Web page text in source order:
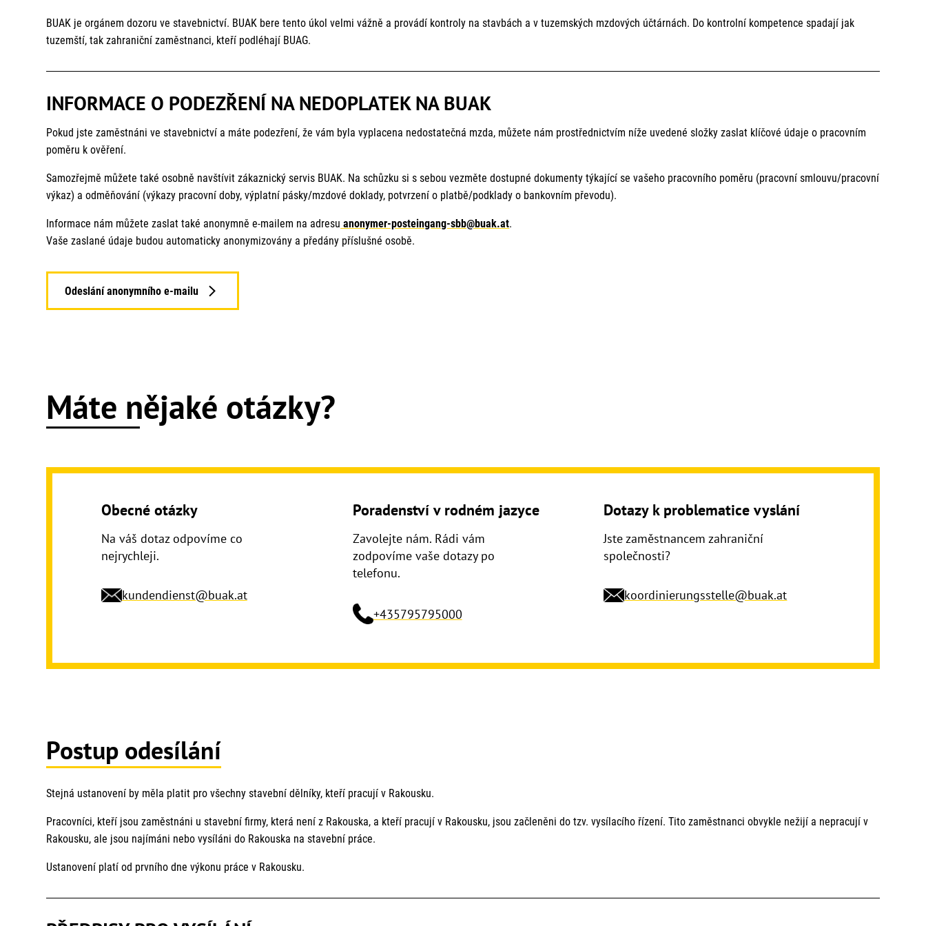
BUAK je orgánem dozoru ve stavebnictví. BUAK bere tento úkol velmi vážně a provádí kontroly na stavbách a v tuzemských mzdových účtárnách. Do kontrolní kompetence spadají jak
tuzemští, tak zahraniční zaměstnanci, kteří podléhají BUAG.
INFORMACE O PODEZŘENÍ NA NEDOPLATEK NA BUAK
Pokud jste zaměstnáni ve stavebnictví a máte podezření, že vám byla vyplacena nedostatečná mzda, můžete nám prostřednictvím níže uvedené složky zaslat klíčové údaje o pracovním
poměru k ověření.
Samozřejmě můžete také osobně navštívit zákaznický servis BUAK. Na schůzku si s sebou vezměte dostupné dokumenty týkající se vašeho pracovního poměru (pracovní smlouvu/pracovní
výkaz) a odměňování (výkazy pracovní doby, výplatní pásky/mzdové doklady, potvrzení o platbě/podklady o bankovním převodu).
Informace nám můžete zaslat také anonymně e-mailem na adresu anonymer-posteingang-sbb@buak.at.
Vaše zaslané údaje budou automaticky anonymizovány a předány příslušné osobě.
Odeslání anonymního e-mailu
Máte nějaké otázky?
Obecné otázky
Na váš dotaz odpovíme co
nejrychleji.
kundendienst@buak.at
Poradenství v rodném jazyce
Zavolejte nám. Rádi vám
zodpovíme vaše dotazy po
telefonu.
+435795795000
Dotazy k problematice vyslání
Jste zaměstnancem zahraniční
společnosti?
koordinierungsstelle@buak.at
Postup odesílání
Stejná ustanovení by měla platit pro všechny stavební dělníky, kteří pracují v Rakousku.
Pracovníci, kteří jsou zaměstnáni u stavební firmy, která není z Rakouska, a kteří pracují v Rakousku, jsou začleněni do tzv. vysílacího řízení. Tito zaměstnanci obvykle nežijí a nepracují v
Rakousku, ale jsou najímáni nebo vysíláni do Rakouska na stavební práce.
Ustanovení platí od prvního dne výkonu práce v Rakousku.